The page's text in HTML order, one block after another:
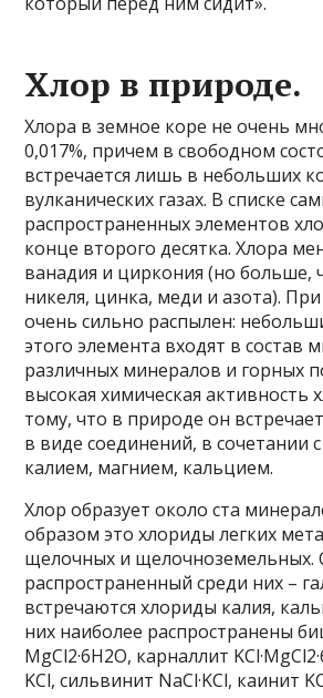
Хлор в природе.
Хлора в земное коре не очень
0,017%, причем в свободном
встречается лишь в небольших
вулканических газах. В списке
распространенных элементов
конце второго десятка. Хлора
ванадия и циркония (но больше,
никеля, цинка, меди и азота).
очень сильно распылен:
этого элемента входят в состав
различных минералов и горных
высокая химическая активность
тому, что в природе он
в виде соединений, в сочетании
калием, магнием, кальцием.
Хлор образует около ста
образом это хлориды легких
щелочных и щелочноземельных.
распространенный среди них –
встречаются хлориды калия,
них наиболее распространены
MgCl2·6H2O, карналлит
KCl, сильвинит NaCl·KCl, каинит